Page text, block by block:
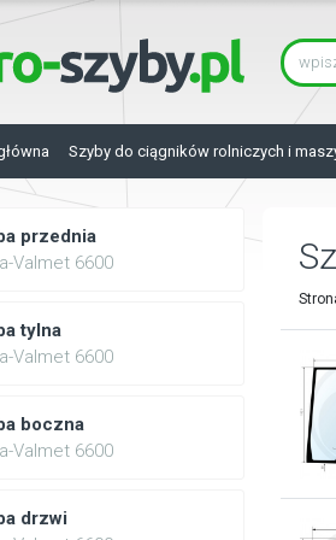
Szyby do ciągników rolniczych i
przednia
Valmet 6600
tylna
Valmet 6600
boczna
Valmet 6600
drzwi